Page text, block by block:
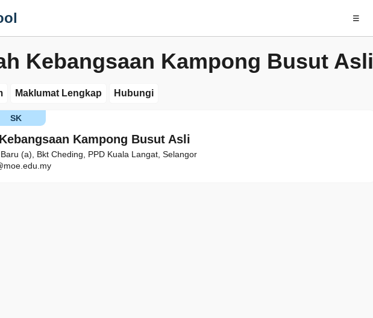
☰
Kebangsaan Kampong Busut Asli
Maklumat Lengkap Hubungi
Kampong Busut Asli
SK
(a), Bkt Cheding, PPD Kuala Langat, Selangor